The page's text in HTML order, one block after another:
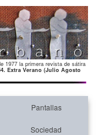
1977 la primera revista de sátira
Extra Verano (Julio Agosto
Pantallas
Sociedad